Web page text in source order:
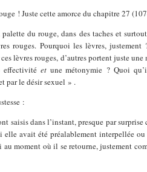
! Juste cette amorce du chapitre 27
du rouge, dans des taches et
rouges. Pourquoi les lèvres,
lèvres rouges, d’autres portent juste une
effectivité etune métonymie ? Quoi
par le désir sexuel » .
:
saisis dans l’instant, presque par
elle avait été préalablement interpellée
moment où il se retourne, justement